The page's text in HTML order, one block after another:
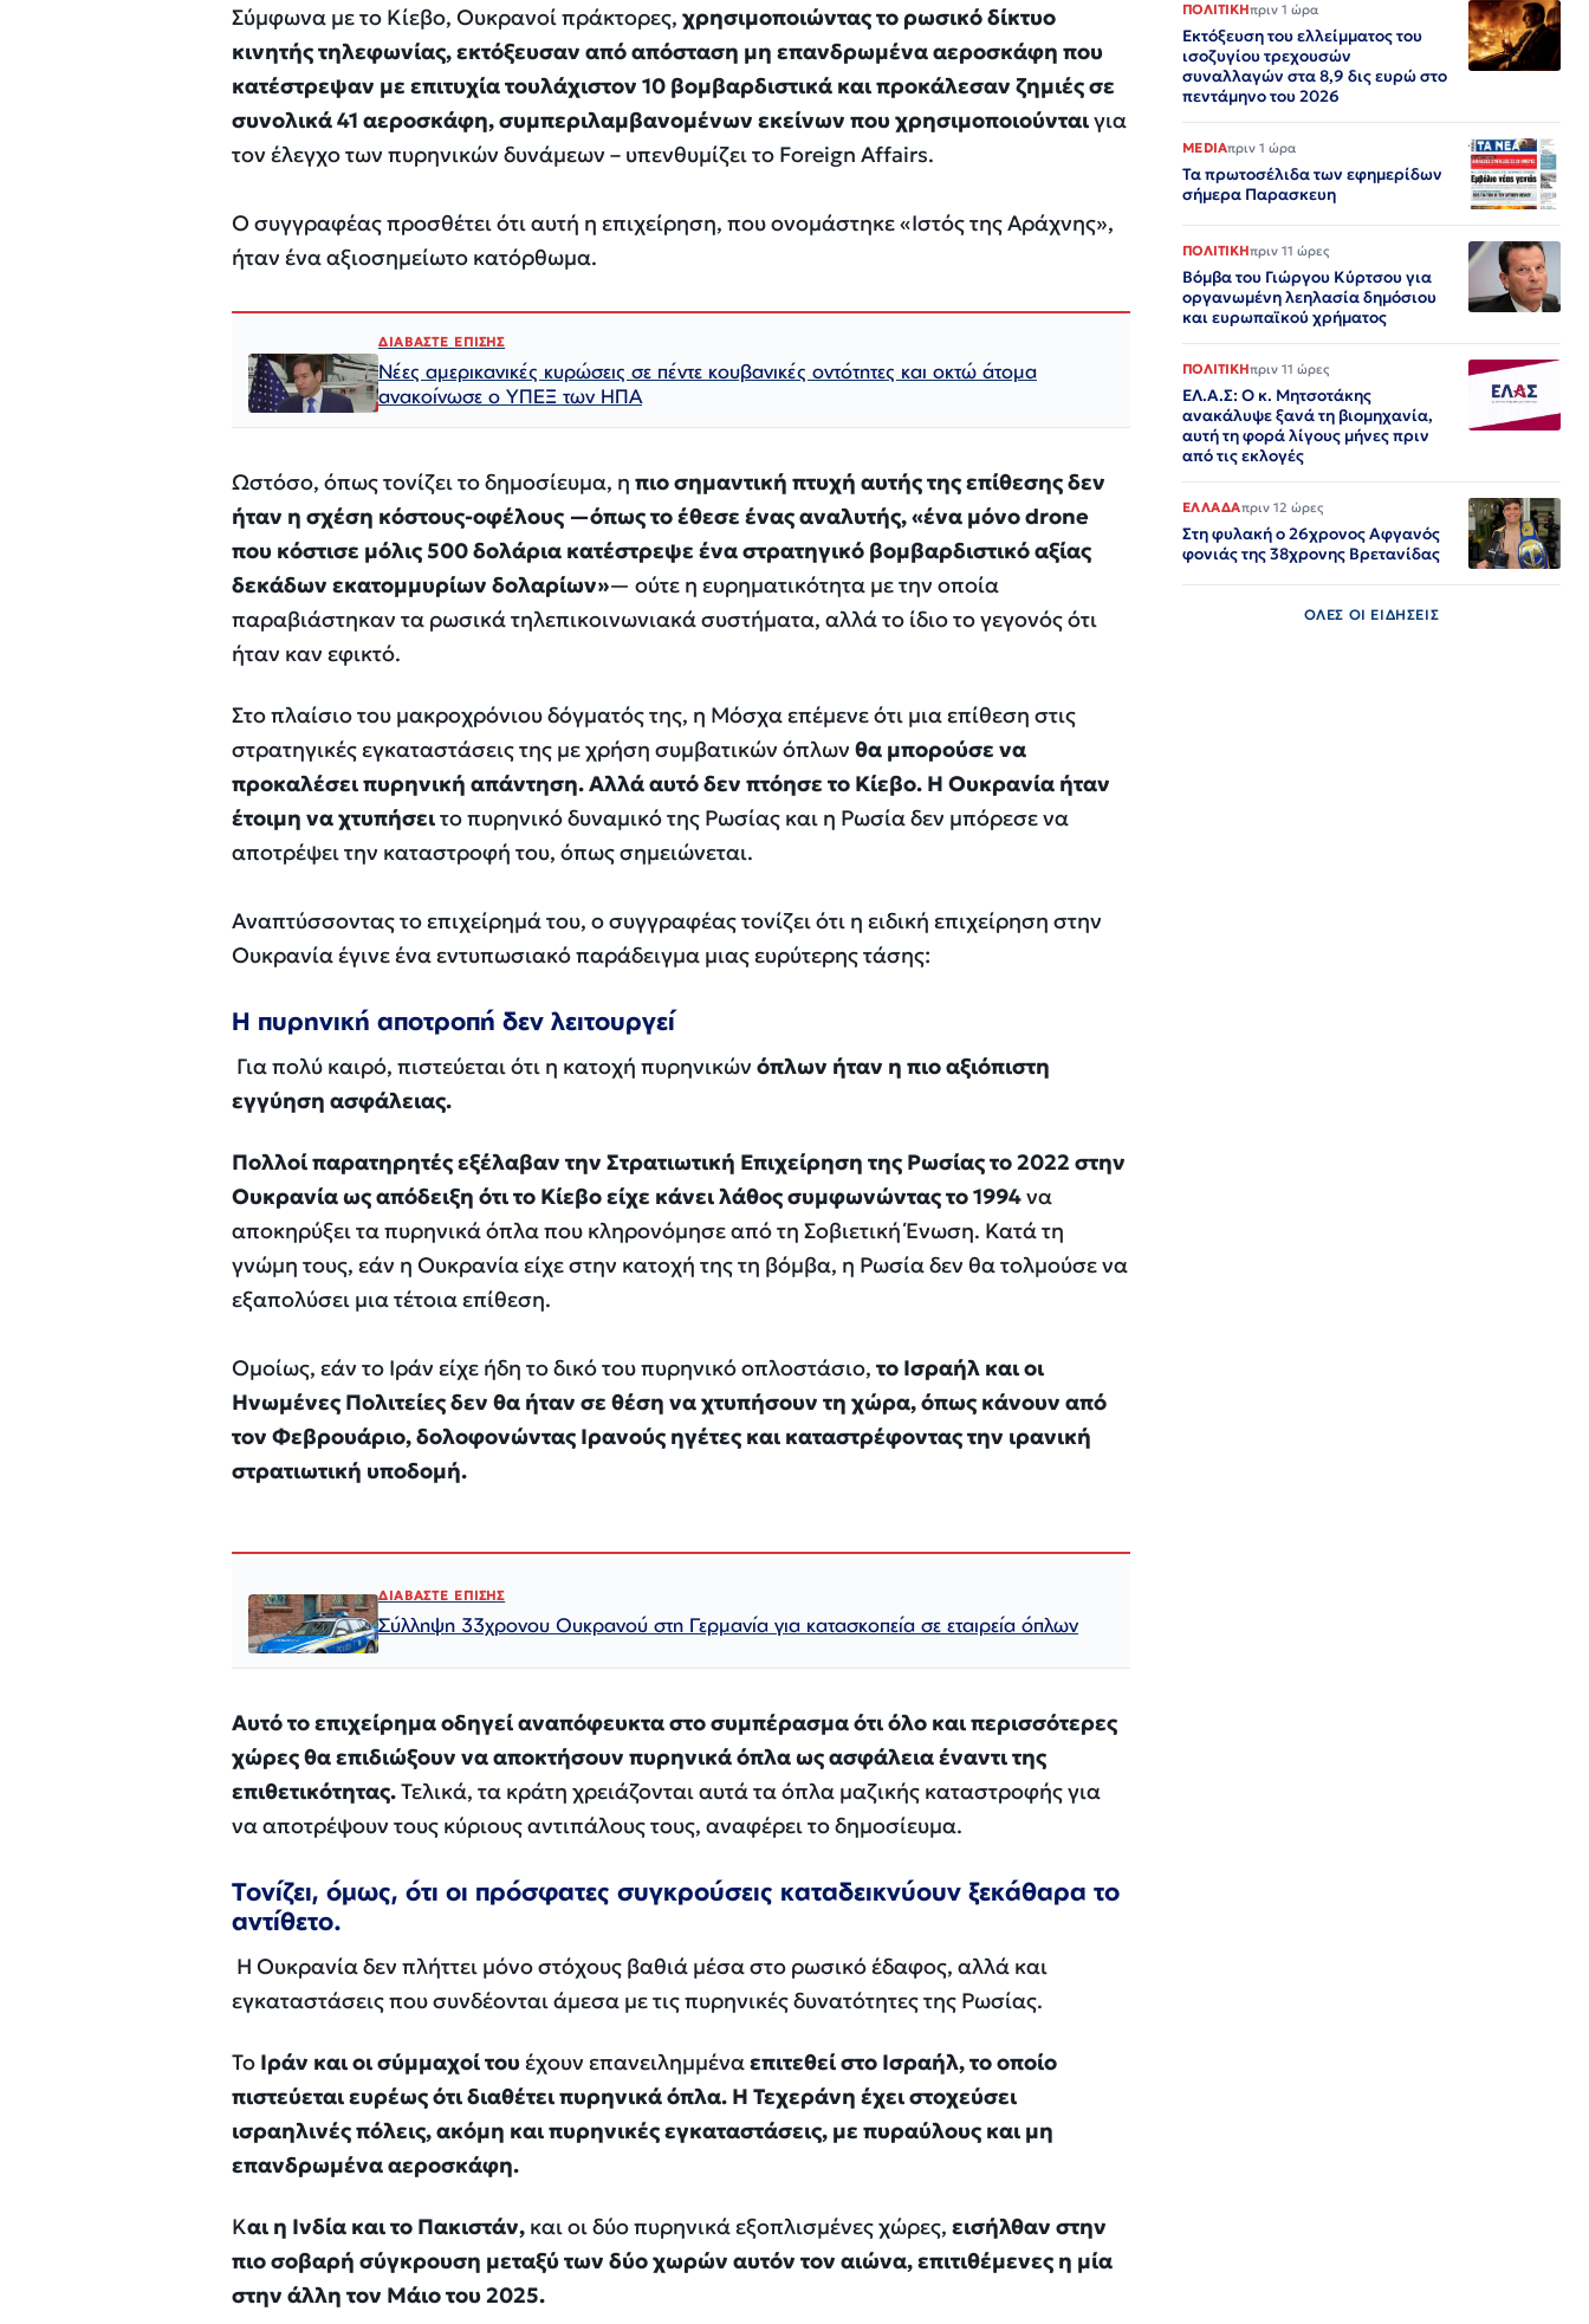
Σύμφωνα με το Κίεβο, Ουκρανοί πράκτορες, χρησιμοποιώντας το ρωσικό δίκτυο
κινητής τηλεφωνίας, εκτόξευσαν από απόσταση μη επανδρωμένα αεροσκάφη που
κατέστρεψαν με επιτυχία τουλάχιστον 10 βομβαρδιστικά και προκάλεσαν ζημιές σε
συνολικά 41 αεροσκάφη, συμπεριλαμβανομένων εκείνων που χρησιμοποιούνταιγια
τον έλεγχο των πυρηνικών δυνάμεων – υπενθυμίζει το Foreign Affairs.
Ο συγγραφέας προσθέτει ότι αυτή η επιχείρηση, που ονομάστηκε «Ιστός της Αράχνης»,
ήταν ένα αξιοσημείωτο κατόρθωμα.
ΔΙΑΒΑΣΤΕ ΕΠΙΣΗΣ
Νέες αμερικανικές κυρώσεις σε πέντε κουβανικές οντότητες και οκτώ άτομα
ανακοίνωσε ο ΥΠΕΞ των ΗΠΑ
Ωστόσο, όπως τονίζει το δημοσίευμα, η πιο σημαντική πτυχή αυτής της επίθεσης δεν
ήταν η σχέση κόστους-οφέλους —όπως το έθεσε ένας αναλυτής, «ένα μόνο drone
που κόστισε μόλις 500 δολάρια κατέστρεψε ένα στρατηγικό βομβαρδιστικό αξίας
δεκάδων εκατομμυρίων δολαρίων»— ούτε η ευρηματικότητα με την οποία
παραβιάστηκαν τα ρωσικά τηλεπικοινωνιακά συστήματα, αλλά το ίδιο το γεγονός ότι
ήταν καν εφικτό.
Στο πλαίσιο του μακροχρόνιου δόγματός της, η Μόσχα επέμενε ότι μια επίθεση στις
στρατηγικές εγκαταστάσεις της με χρήση συμβατικών όπλων θα μπορούσε να
προκαλέσει πυρηνική απάντηση. Αλλά αυτό δεν πτόησε το Κίεβο. Η Ουκρανία ήταν
έτοιμη να χτυπήσειτο πυρηνικό δυναμικό της Ρωσίας και η Ρωσία δεν μπόρεσε να
αποτρέψει την καταστροφή του, όπως σημειώνεται.
Αναπτύσσοντας το επιχείρημά του, ο συγγραφέας τονίζει ότι η ειδική επιχείρηση στην
Ουκρανία έγινε ένα εντυπωσιακό παράδειγμα μιας ευρύτερης τάσης:
Η πυρηνική αποτροπή δεν λειτουργεί
Για πολύ καιρό, πιστεύεται ότι η κατοχή πυρηνικών όπλων ήταν η πιο αξιόπιστη
εγγύηση ασφάλειας.
Πολλοί παρατηρητές εξέλαβαν την Στρατιωτική Επιχείρηση της Ρωσίας το 2022 στην
Ουκρανία ως απόδειξη ότι το Κίεβο είχε κάνει λάθος συμφωνώντας το 1994να
αποκηρύξει τα πυρηνικά όπλα που κληρονόμησε από τη Σοβιετική Ένωση. Κατά τη
γνώμη τους, εάν η Ουκρανία είχε στην κατοχή της τη βόμβα, η Ρωσία δεν θα τολμούσε να
εξαπολύσει μια τέτοια επίθεση.
Ομοίως, εάν το Ιράν είχε ήδη το δικό του πυρηνικό οπλοστάσιο, το Ισραήλ και οι
Ηνωμένες Πολιτείες δεν θα ήταν σε θέση να χτυπήσουν τη χώρα, όπως κάνουν από
τον Φεβρουάριο, δολοφονώντας Ιρανούς ηγέτες και καταστρέφοντας την ιρανική
στρατιωτική υποδομή.
ΔΙΑΒΑΣΤΕ ΕΠΙΣΗΣ
Σύλληψη 33χρονου Ουκρανού στη Γερμανία για κατασκοπεία σε εταιρεία όπλων
Αυτό το επιχείρημα οδηγεί αναπόφευκτα στο συμπέρασμα ότι όλο και περισσότερες
χώρες θα επιδιώξουν να αποκτήσουν πυρηνικά όπλα ως ασφάλεια έναντι της
επιθετικότητας.Τελικά, τα κράτη χρειάζονται αυτά τα όπλα μαζικής καταστροφής για
να αποτρέψουν τους κύριους αντιπάλους τους, αναφέρει το δημοσίευμα.
Τονίζει, όμως, ότι οι πρόσφατες συγκρούσεις καταδεικνύουν ξεκάθαρα το
αντίθετο.
Η Ουκρανία δεν πλήττει μόνο στόχους βαθιά μέσα στο ρωσικό έδαφος, αλλά και
εγκαταστάσεις που συνδέονται άμεσα με τις πυρηνικές δυνατότητες της Ρωσίας.
Το Ιράν και οι σύμμαχοί τουέχουν επανειλημμέναεπιτεθεί στο Ισραήλ, το οποίο
πιστεύεται ευρέως ότι διαθέτει πυρηνικά όπλα. Η Τεχεράνη έχει στοχεύσει
ισραηλινές πόλεις, ακόμη και πυρηνικές εγκαταστάσεις, με πυραύλους και μη
επανδρωμένα αεροσκάφη.
Και η Ινδία και το Πακιστάν, και οι δύο πυρηνικά εξοπλισμένες χώρες, εισήλθαν στην
πιο σοβαρή σύγκρουση μεταξύ των δύο χωρών αυτόν τον αιώνα, επιτιθέμενες η μία
στην άλλη τον Μάιο του 2025.
ΠΟΛΙΤΙΚΗπριν 1 ώρα
Εκτόξευση του ελλείμματος του
ισοζυγίου τρεχουσών
συναλλαγών στα 8,9 δις ευρώ στο
πεντάμηνο του 2026
MEDIAπριν 1 ώρα
Τα πρωτοσέλιδα των εφημερίδων
σήμερα Παρασκευη
ΠΟΛΙΤΙΚΗπριν 11 ώρες
Βόμβα του Γιώργου Κύρτσου για
οργανωμένη λεηλασία δημόσιου
και ευρωπαϊκού χρήματος
ΠΟΛΙΤΙΚΗπριν 11 ώρες
ΕΛ.Α.Σ: Ο κ. Μητσοτάκης
ανακάλυψε ξανά τη βιομηχανία,
αυτή τη φορά λίγους μήνες πριν
από τις εκλογές
ΕΛΛΑΔΑπριν 12 ώρες
Στη φυλακή ο 26χρονος Αφγανός
φονιάς της 38χρονης Βρετανίδας
ΟΛΕΣ ΟΙ ΕΙΔΗΣΕΙΣ